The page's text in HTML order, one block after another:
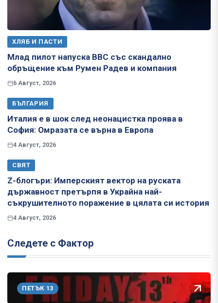
ХЛЯБ И ПАСТИ
Млад пилот напуска ВВС със скандално
обръщение към Румен Радев и компания
6 Август, 2026
БЪЛГАРИЯ
Италия е в шок след неонацистка проява в
София: Омразата се върна в Европа
4 Август, 2026
СВЯТ
Z-блогъри: Имперският вектор на руската
държавност претърпя в Украйна най-
съкрушителното поражение в цялата си история
4 Август, 2026
Следете с Фактор
ПЕТЪК 13